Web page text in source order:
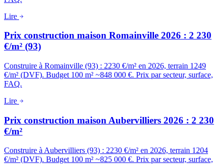
Lire
Prix construction maison Romainville 2026 : 2 230
€/m² (93)
Construire à Romainville (93) : 2230 €/m² en 2026, terrain 1249
€/m² (DVF). Budget 100 m² ~848 000 €. Prix par secteur, surface,
FAQ.
Lire
Prix construction maison Aubervilliers 2026 : 2 230
€/m²
Construire à Aubervilliers (93) : 2230 €/m² en 2026, terrain 1204
€/m² (DVF). Budget 100 m² ~825 000 €. Prix par secteur, surface,